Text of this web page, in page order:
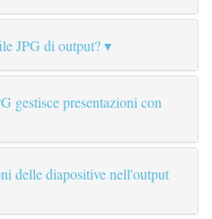
JPG di output?
gestisce presentazioni con
delle diapositive nell'output